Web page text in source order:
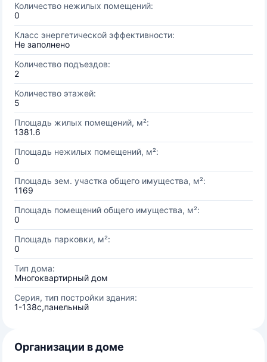
Количество нежилых помещений:
0
Класс энергетической эффективности:
Не заполнено
Количество подъездов:
2
Количество этажей:
5
Площадь жилых помещений, м²:
1381.6
Площадь нежилых помещений, м²:
0
Площадь зем. участка общего имущества, м²:
1169
Площадь помещений общего имущества, м²:
0
Площадь парковки, м²:
0
Тип дома:
Многоквартирный дом
Серия, тип постройки здания:
1-138с,панельный
Организации в доме